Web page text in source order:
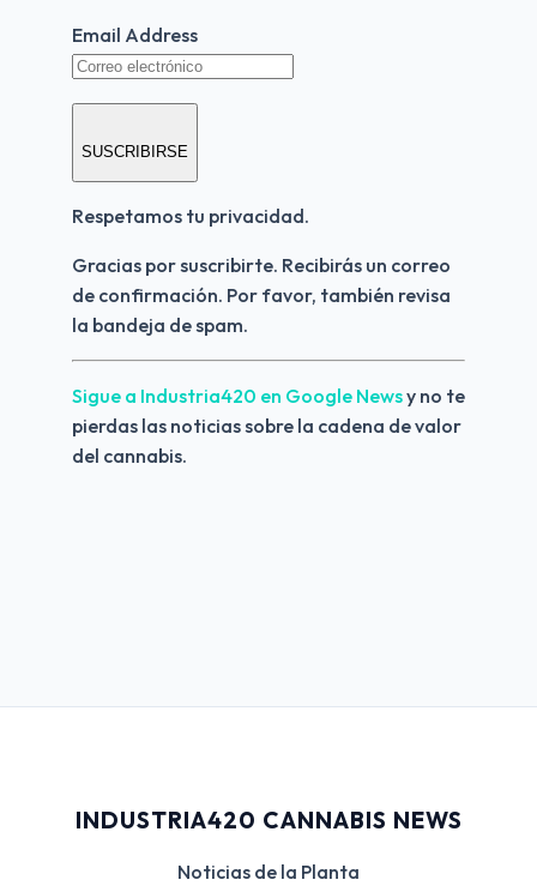
Email Address
SUSCRIBIRSE
Respetamos tu privacidad.
Gracias por suscribirte. Recibirás un correo
de confirmación. Por favor, también revisa
la bandeja de spam.
Sigue a Industria420 en Google News y no te
pierdas las noticias sobre la cadena de valor
del cannabis.
INDUSTRIA420 CANNABIS NEWS
Noticias de la Planta